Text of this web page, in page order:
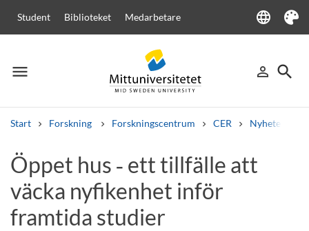
Student Biblioteket Medarbetare language
Language
Tema
menu
Meny person_outline
Logga in
search
Sök
Start Forskning Forskningscentrum CER Nyheter från
Sök
Andra söktjänster
Kurser och programKursplaner Välkomstbrev
Lediga jobb
Öppet hus ‑ ett tillfälle att
väcka nyfikenhet inför
framtida studier